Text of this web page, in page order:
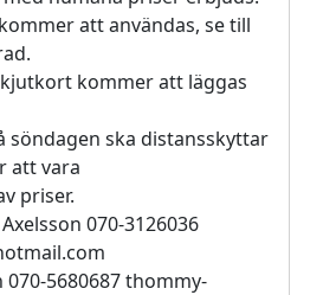
att användas, se till
kommer att läggas
söndagen ska distansskyttar
att vara
priser.
070-3126036
5680687 thommy-